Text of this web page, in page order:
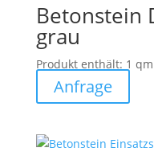
Betonstein
grau
Produkt enthält: 1 qm
Anfrage